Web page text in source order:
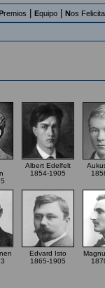
remios Equipo Nos
Albert Edelfelt
1854-1905
Edvard Isto
1865-1905